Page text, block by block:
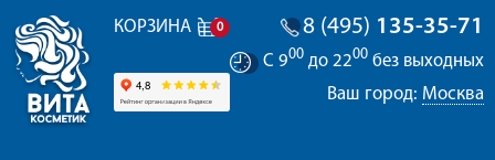
КОРЗИНА 0 8 (495) 135-35-71
С 900 до 2200 без выходных
Ваш город: Москва